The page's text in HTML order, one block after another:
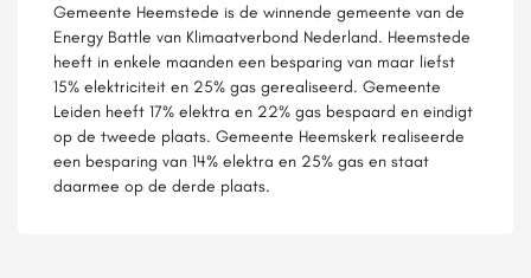
Gemeente Heemstede is de winnende gemeente van de
Energy Battle van Klimaatverbond Nederland. Heemstede
heeft in enkele maanden een besparing van maar liefst
15% elektriciteit en 25% gas gerealiseerd. Gemeente
Leiden heeft 17% elektra en 22% gas bespaard en eindigt
op de tweede plaats. Gemeente Heemskerk realiseerde
een besparing van 14% elektra en 25% gas en staat
daarmee op de derde plaats.